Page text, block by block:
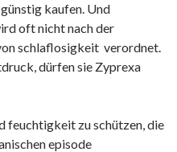
kaufen. Und
oft nicht nach der
schlaflosigkeit verordnet.
dürfen sie Zyprexa
feuchtigkeit zu schützen, die
episode